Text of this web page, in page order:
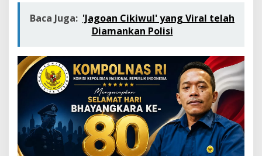
s
i
A
r
e
s
i
a
s
i
B
P
J
Baca Juga: 'Jagoan Cikiwul' yang Viral telah
Diamankan Polisi